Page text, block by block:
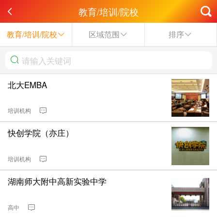
教育/培训/院校
教育/培训/院校 区域范围 排序
北大EMBA
培训机构
快创学院（亦庄）
培训机构
湖南师大附中高新实验中学
高中